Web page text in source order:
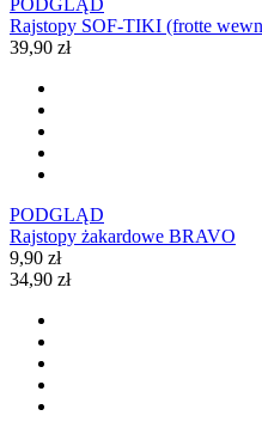
Rajstopy SOF-TIKI (frotte
39,90 zł
PODGLĄD
Rajstopy żakardowe BRAVO
9,90 zł
34,90 zł